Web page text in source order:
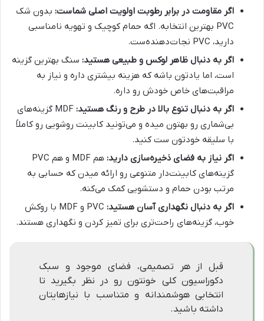
اگر مقاومت در برابر رطوبت اولویت اصلی شماست: بدون شک
PVC بهترین انتخابه. اگه حمام کوچیک و تهویه نامناسبی
دارید، PVC نجات‌دهنده‌ست.
اگر به دنبال ظاهر لوکس و طبیعی هستید: سنگ بهترین گزینه
است، اما یادتون باشه که هزینه بیشتری داره و نیاز به
مراقبت‌های خاص خودش رو داره.
اگر به دنبال تنوع بالا در طرح و رنگ هستید:
MDF گزینه‌های
بی‌شماری رو بهتون میده و می‌تونید کابینت روشویی رو کاملاً
با سلیقه خودتون ست کنید.
اگر نیاز به فضای ذخیره‌سازی دارید:
هم MDF و هم PVC
گزینه‌های کابینت‌دار متنوعی رو ارائه میدن که حسابی به
مرتب بودن حمام و دستشویی کمک می‌کنه.
اگر به دنبال نگهداری آسان هستید:
PVC و MDF با روکش
خوب، گزینه‌های راحت‌تری برای تمیز کردن و نگهداری هستند.
قبل از هر تصمیمی، فضای موجود و سبک
دکوراسیون کلی خونتون رو در نظر بگیرید تا
انتخابی هوشمندانه و متناسب با نیازهایتان
داشته باشید.